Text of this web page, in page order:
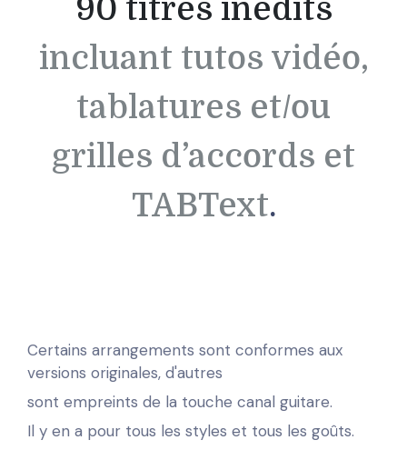
90 titres inédits
incluant tutos vidéo,
tablatures et/ou
grilles d’accords et
TABText.
Certains arrangements sont conformes aux
versions originales, d'autres
sont empreints de la touche canal guitare.
Il y en a pour tous les styles et tous les goûts.